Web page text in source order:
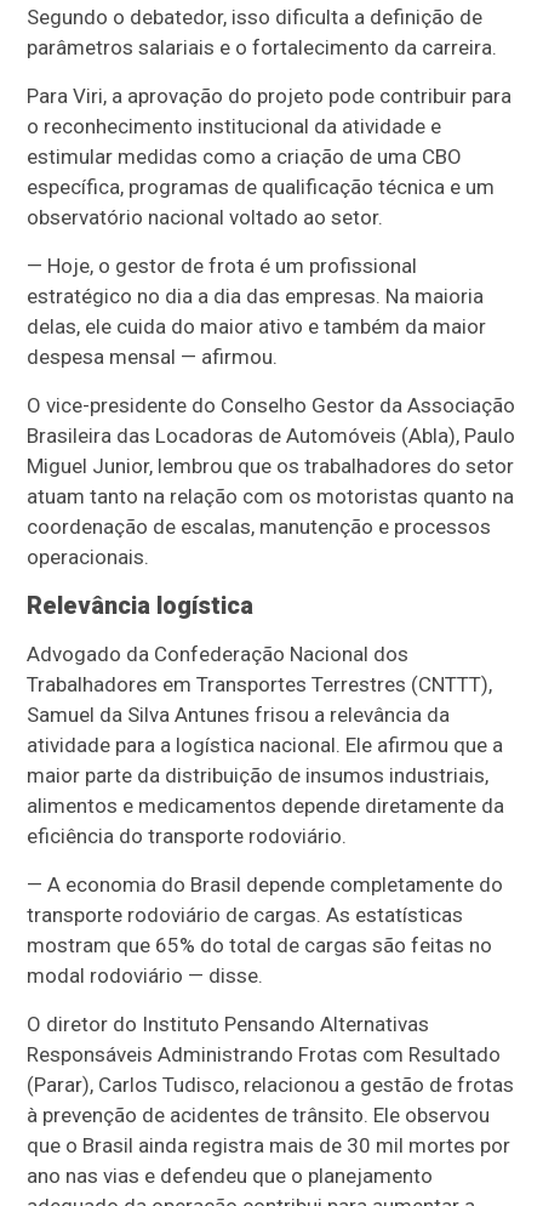
Segundo o debatedor, isso dificulta a definição de
parâmetros salariais e o fortalecimento da carreira.
Para Viri, a aprovação do projeto pode contribuir para
o reconhecimento institucional da atividade e
estimular medidas como a criação de uma CBO
específica, programas de qualificação técnica e um
observatório nacional voltado ao setor.
— Hoje, o gestor de frota é um profissional
estratégico no dia a dia das empresas. Na maioria
delas, ele cuida do maior ativo e também da maior
despesa mensal — afirmou.
O vice-presidente do Conselho Gestor da Associação
Brasileira das Locadoras de Automóveis (Abla), Paulo
Miguel Junior, lembrou que os trabalhadores do setor
atuam tanto na relação com os motoristas quanto na
coordenação de escalas, manutenção e processos
operacionais.
Relevância logística
Advogado da Confederação Nacional dos
Trabalhadores em Transportes Terrestres (CNTTT),
Samuel da Silva Antunes frisou a relevância da
atividade para a logística nacional. Ele afirmou que a
maior parte da distribuição de insumos industriais,
alimentos e medicamentos depende diretamente da
eficiência do transporte rodoviário.
— A economia do Brasil depende completamente do
transporte rodoviário de cargas. As estatísticas
mostram que 65% do total de cargas são feitas no
modal rodoviário — disse.
O diretor do Instituto Pensando Alternativas
Responsáveis Administrando Frotas com Resultado
(Parar), Carlos Tudisco, relacionou a gestão de frotas
à prevenção de acidentes de trânsito. Ele observou
que o Brasil ainda registra mais de 30 mil mortes por
ano nas vias e defendeu que o planejamento